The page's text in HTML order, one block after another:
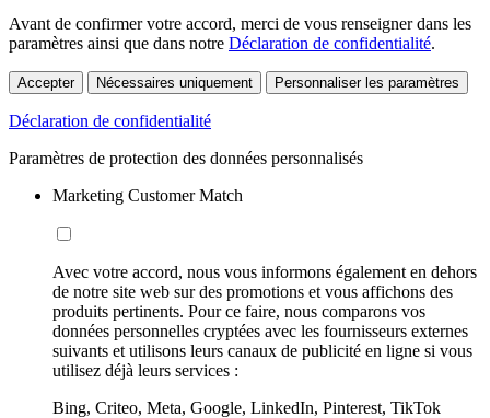
Avant de confirmer votre accord, merci de vous renseigner dans les
paramètres ainsi que dans notre Déclaration de confidentialité.
Accepter Nécessaires uniquement Personnaliser les paramètres
Déclaration de confidentialité
Paramètres de protection des données personnalisés
Marketing Customer Match
Avec votre accord, nous vous informons également en dehors
de notre site web sur des promotions et vous affichons des
produits pertinents. Pour ce faire, nous comparons vos
données personnelles cryptées avec les fournisseurs externes
suivants et utilisons leurs canaux de publicité en ligne si vous
utilisez déjà leurs services :
Bing, Criteo, Meta, Google, LinkedIn, Pinterest, TikTok